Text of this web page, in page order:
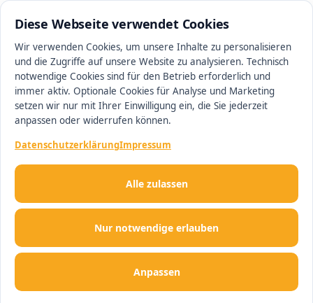
Diese Webseite verwendet Cookies
Wir verwenden Cookies, um unsere Inhalte zu personalisieren
und die Zugriffe auf unsere Website zu analysieren. Technisch
notwendige Cookies sind für den Betrieb erforderlich und
immer aktiv. Optionale Cookies für Analyse und Marketing
setzen wir nur mit Ihrer Einwilligung ein, die Sie jederzeit
anpassen oder widerrufen können.
DatenschutzerklärungImpressum
Nur notwendige erlauben
Anpassen
Alle zulassen